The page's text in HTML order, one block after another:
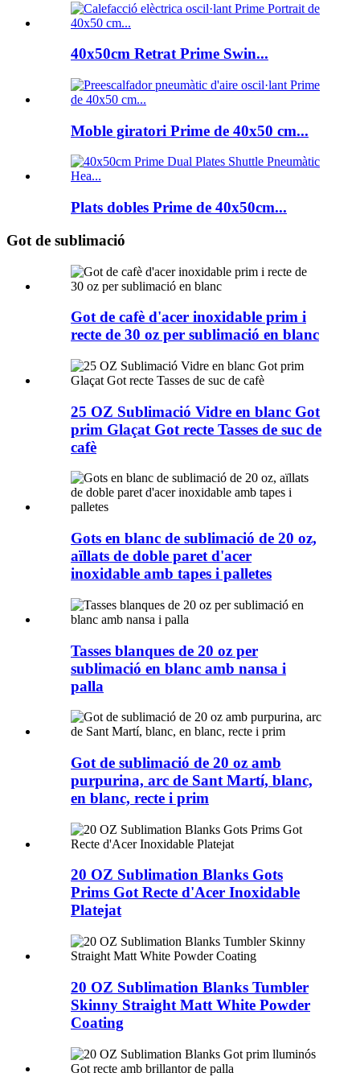
40x50cm Retrat Prime Swin...
Moble giratori Prime de 40x50 cm...
Plats dobles Prime de 40x50cm...
Got de sublimació
Got de cafè d'acer inoxidable prim i
recte de 30 oz per sublimació en blanc
25 OZ Sublimació Vidre en blanc Got
prim Glaçat Got recte Tasses de suc de
cafè
Gots en blanc de sublimació de 20 oz,
aïllats de doble paret d'acer
inoxidable amb tapes i palletes
Tasses blanques de 20 oz per
sublimació en blanc amb nansa i
palla
Got de sublimació de 20 oz amb
purpurina, arc de Sant Martí, blanc,
en blanc, recte i prim
20 OZ Sublimation Blanks Gots
Prims Got Recte d'Acer Inoxidable
Platejat
20 OZ Sublimation Blanks Tumbler
Skinny Straight Matt White Powder
Coating